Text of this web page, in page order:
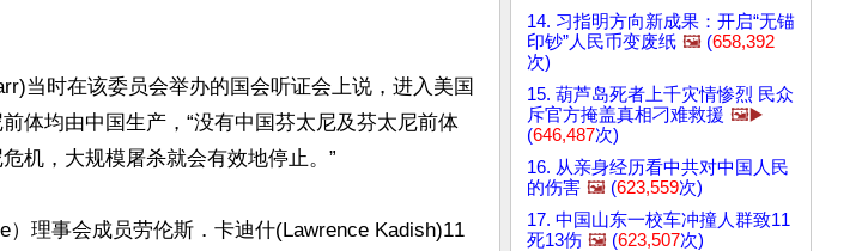
当时在该委员会举办的国会听证会上说，进入美国
体均由中国生产，“没有中国芬太尼及芬太尼前体
机，大规模屠杀就会有效地停止。”
理事会成员劳伦斯．卡迪什(Lawrence Kadish)11
14. 习指明方向新成果：开启“无锚
印钞”人民币变废纸 🖼️ (658,392
次)
15. 葫芦岛死者上千灾情惨烈 民众
斥官方掩盖真相刁难救援 🖼️▶️
(646,487次)
16. 从亲身经历看中共对中国人民
的伤害 🖼️ (623,559次)
17. 中国山东一校车冲撞人群致11
死13伤 🖼️ (623,507次)